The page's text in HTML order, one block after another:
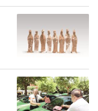
国古代水利智
态文化遗产。